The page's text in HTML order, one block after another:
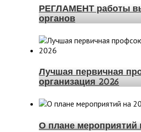
РЕГЛАМЕНТ работы
органов
Лучшая первичная
организация 2026
О плане мероприятий